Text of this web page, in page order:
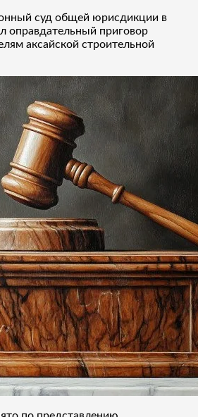
суд общей юрисдикции в
оправдательный приговор
аксайской строительной